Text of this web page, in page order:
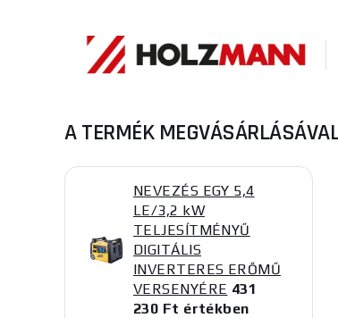
A TERMÉK
NEVEZÉS EGY 5,4
LE/3,2 kW
TELJESÍTMÉNYŰ
DIGITÁLIS
INVERTERES ERŐMŰ
VERSENYÉRE 431
230 Ft értékben